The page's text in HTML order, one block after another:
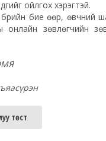
ойлгох хэрэгтэй.
бүрийн бие өөр,
онлайн зөвлөгчийн
төст